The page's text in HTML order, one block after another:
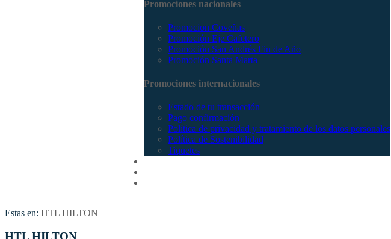
Promociones nacionales
Promocion Coveñas
Promoción Eje Cafetero
Promoción San Andrés Fin de Año
Promoción Santa Marta
Promociones internacionales
Estado de tu transacción
Pago confirmación
Política de privacidad y tratamiento de los datos personales
Política de Sostenibilidad
Tiquetes
Estas en: HTL HILTON
HTL HILTON